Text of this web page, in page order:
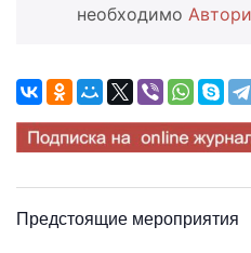
необходимо
Предстоящие мероприятия